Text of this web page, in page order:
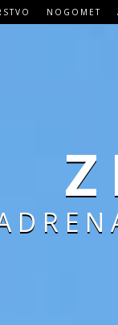
NOGOMET